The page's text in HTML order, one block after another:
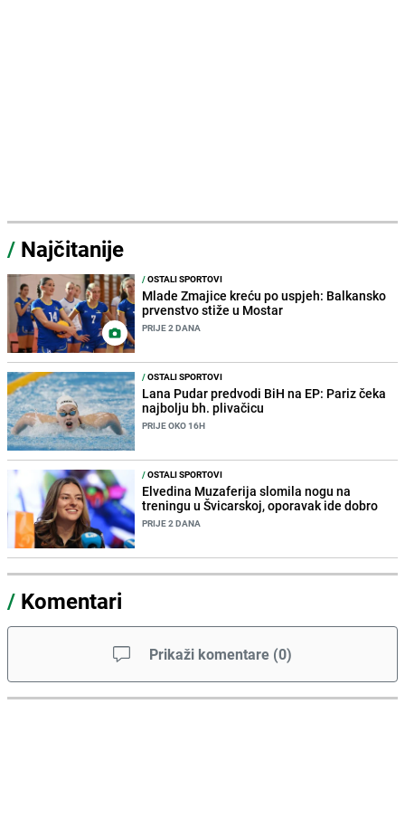
/ Najčitanije
/OSTALI SPORTOVI
Mlade Zmajice kreću po uspjeh: Balkansko
prvenstvo stiže u Mostar
PRIJE 2 DANA
/OSTALI SPORTOVI
Lana Pudar predvodi BiH na EP: Pariz čeka
najbolju bh. plivačicu
PRIJE OKO 16H
/OSTALI SPORTOVI
Elvedina Muzaferija slomila nogu na
treningu u Švicarskoj, oporavak ide dobro
PRIJE 2 DANA
/ Komentari
Prikaži komentare (0)